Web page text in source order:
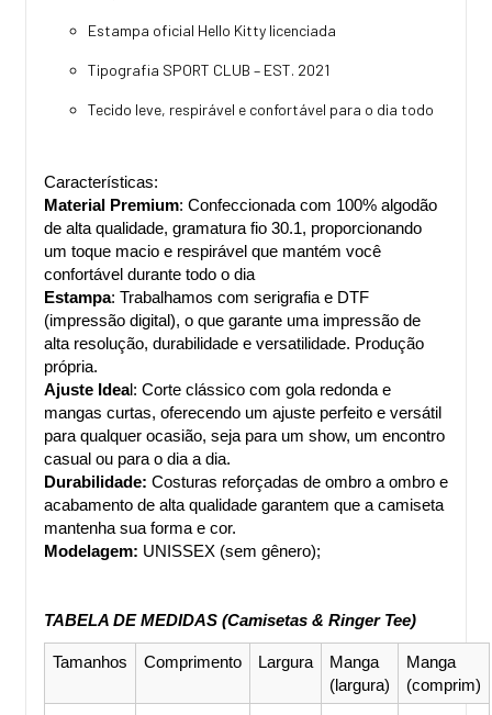
Estampa oficial Hello Kitty licenciada
Tipografia SPORT CLUB – EST. 2021
Tecido leve, respirável e confortável para o dia todo
Características:
Material Premium: Confeccionada com 100% algodão
de alta qualidade, gramatura fio 30.1, proporcionando
um toque macio e respirável que mantém você
confortável durante todo o dia
Estampa: Trabalhamos com serigrafia e DTF
(impressão digital), o que garante uma impressão de
alta resolução, durabilidade e versatilidade. Produção
própria.
Ajuste Ideal: Corte clássico com gola redonda e
mangas curtas, oferecendo um ajuste perfeito e versátil
para qualquer ocasião, seja para um show, um encontro
casual ou para o dia a dia.
Durabilidade: Costuras reforçadas de ombro a ombro e
acabamento de alta qualidade garantem que a camiseta
mantenha sua forma e cor.
Modelagem: UNISSEX (sem gênero);
TABELA DE MEDIDAS (Camisetas & Ringer Tee)
Tamanhos Comprimento Largura
Manga
(largura)
Manga
(comprim)